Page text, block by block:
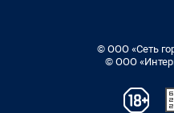
© ООО «Сеть
© ООО